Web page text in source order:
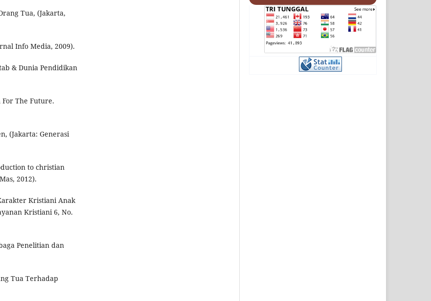
Tua, (Jakarta,
Info Media, 2009).
& Dunia Pendidikan
The Future.
(Jakarta: Generasi
to christian
2012).
Kristiani Anak
Kristiani 6, No.
Penelitian dan
Tua Terhadap